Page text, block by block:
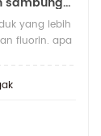
yang lebih
fluorin. apa